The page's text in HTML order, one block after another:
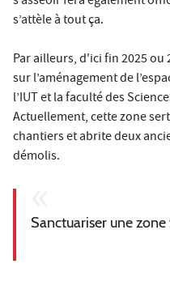
s’attèle à tout ça.
Par ailleurs, d'ici fin 2025
sur l’aménagement de
l’IUT et la faculté des
Actuellement, cette zone
chantiers et abrite deux
démolis.
Sanctuariser une